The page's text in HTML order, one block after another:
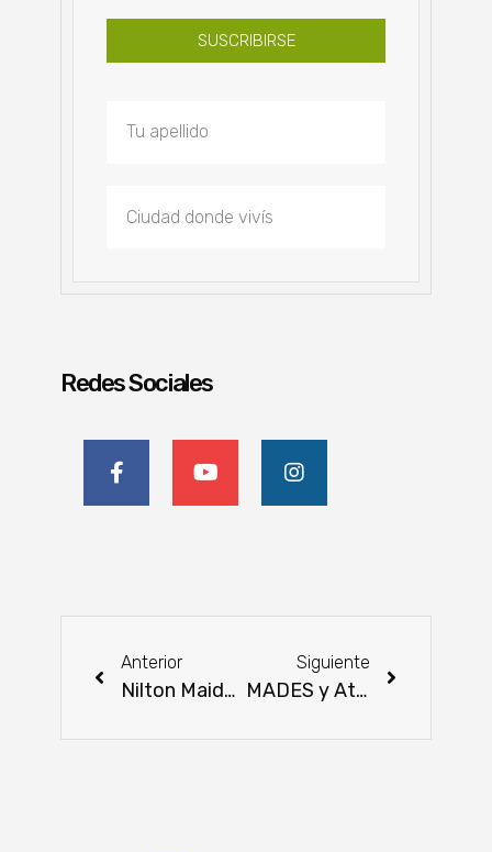
SUSCRIBIRSE
Redes Sociales
Anterior
Nilton Maidana liderará el INCOOP como presidente interino
Siguiente
MADES y Atenil S.A. consolidan alianza estratégica para un futuro sostenible